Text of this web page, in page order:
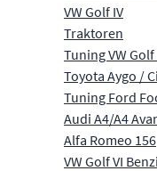
VW Golf IV
Traktoren
Tuning VW Golf
Toyota Aygo /
Tuning Ford
Audi A4/A4
Alfa Romeo 156
VW Golf VI